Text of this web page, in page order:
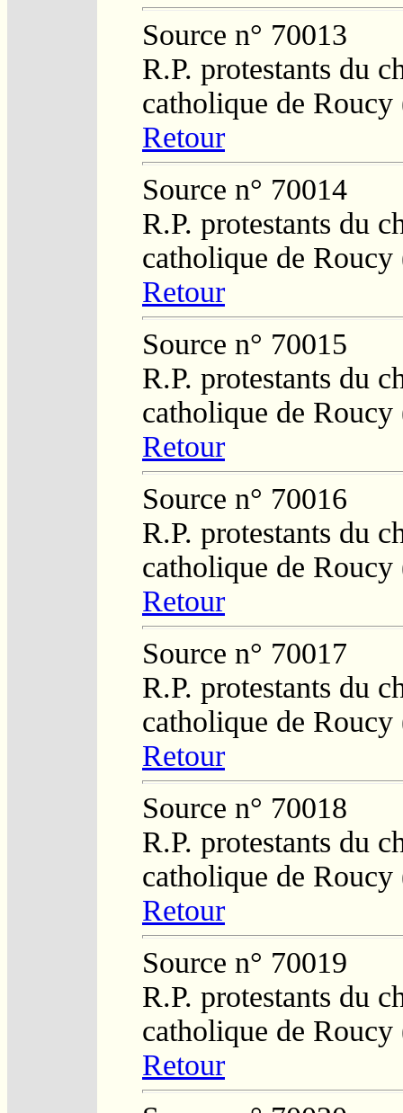
Source n° 70013
R.P. protestants du
catholique de Roucy
Retour
Source n° 70014
R.P. protestants du
catholique de Roucy
Retour
Source n° 70015
R.P. protestants du
catholique de Roucy
Retour
Source n° 70016
R.P. protestants du
catholique de Roucy
Retour
Source n° 70017
R.P. protestants du
catholique de Roucy
Retour
Source n° 70018
R.P. protestants du
catholique de Roucy
Retour
Source n° 70019
R.P. protestants du
catholique de Roucy
Retour